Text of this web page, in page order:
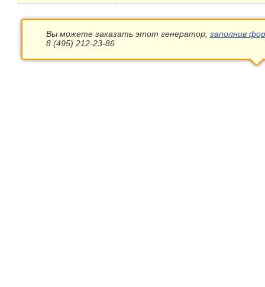
Вы можете заказать этот генератор, заполнив
8 (495) 212-23-86